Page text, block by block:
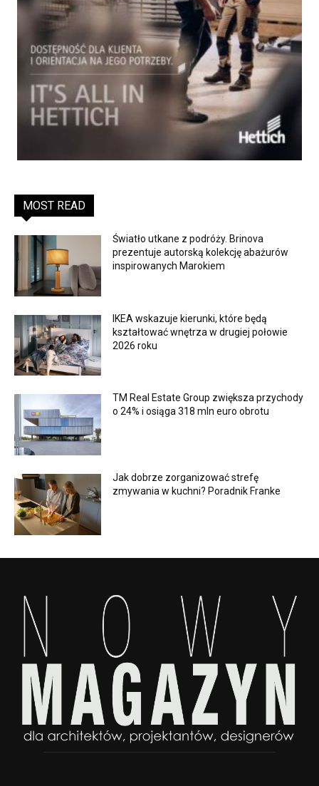
MOST READ
Światło utkane z podróży. Brinova
prezentuje autorską kolekcję abażurów
inspirowanych Marokiem
IKEA wskazuje kierunki, które będą
kształtować wnętrza w drugiej połowie
2026 roku
TM Real Estate Group zwiększa przychody
o 24% i osiąga 318 mln euro obrotu
Jak dobrze zorganizować strefę
zmywania w kuchni? Poradnik Franke